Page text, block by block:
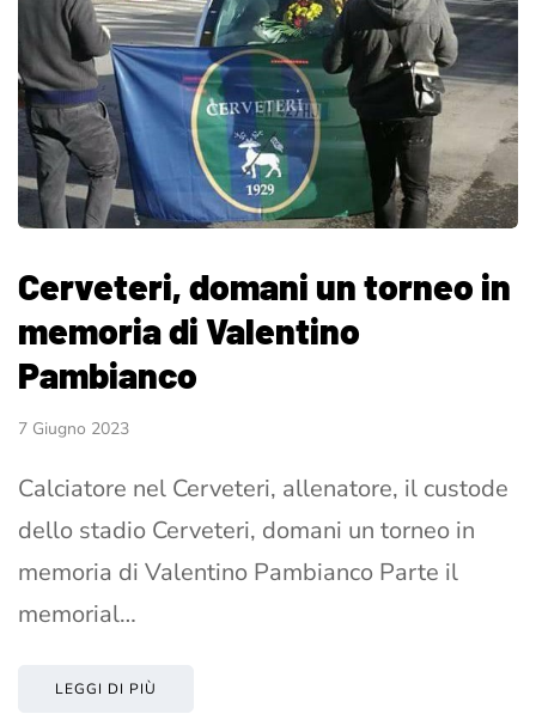
Cerveteri, domani un torneo in
memoria di Valentino
Pambianco
7 Giugno 2023
Calciatore nel Cerveteri, allenatore, il custode
dello stadio Cerveteri, domani un torneo in
memoria di Valentino Pambianco Parte il
memorial…
LEGGI DI PIÙ